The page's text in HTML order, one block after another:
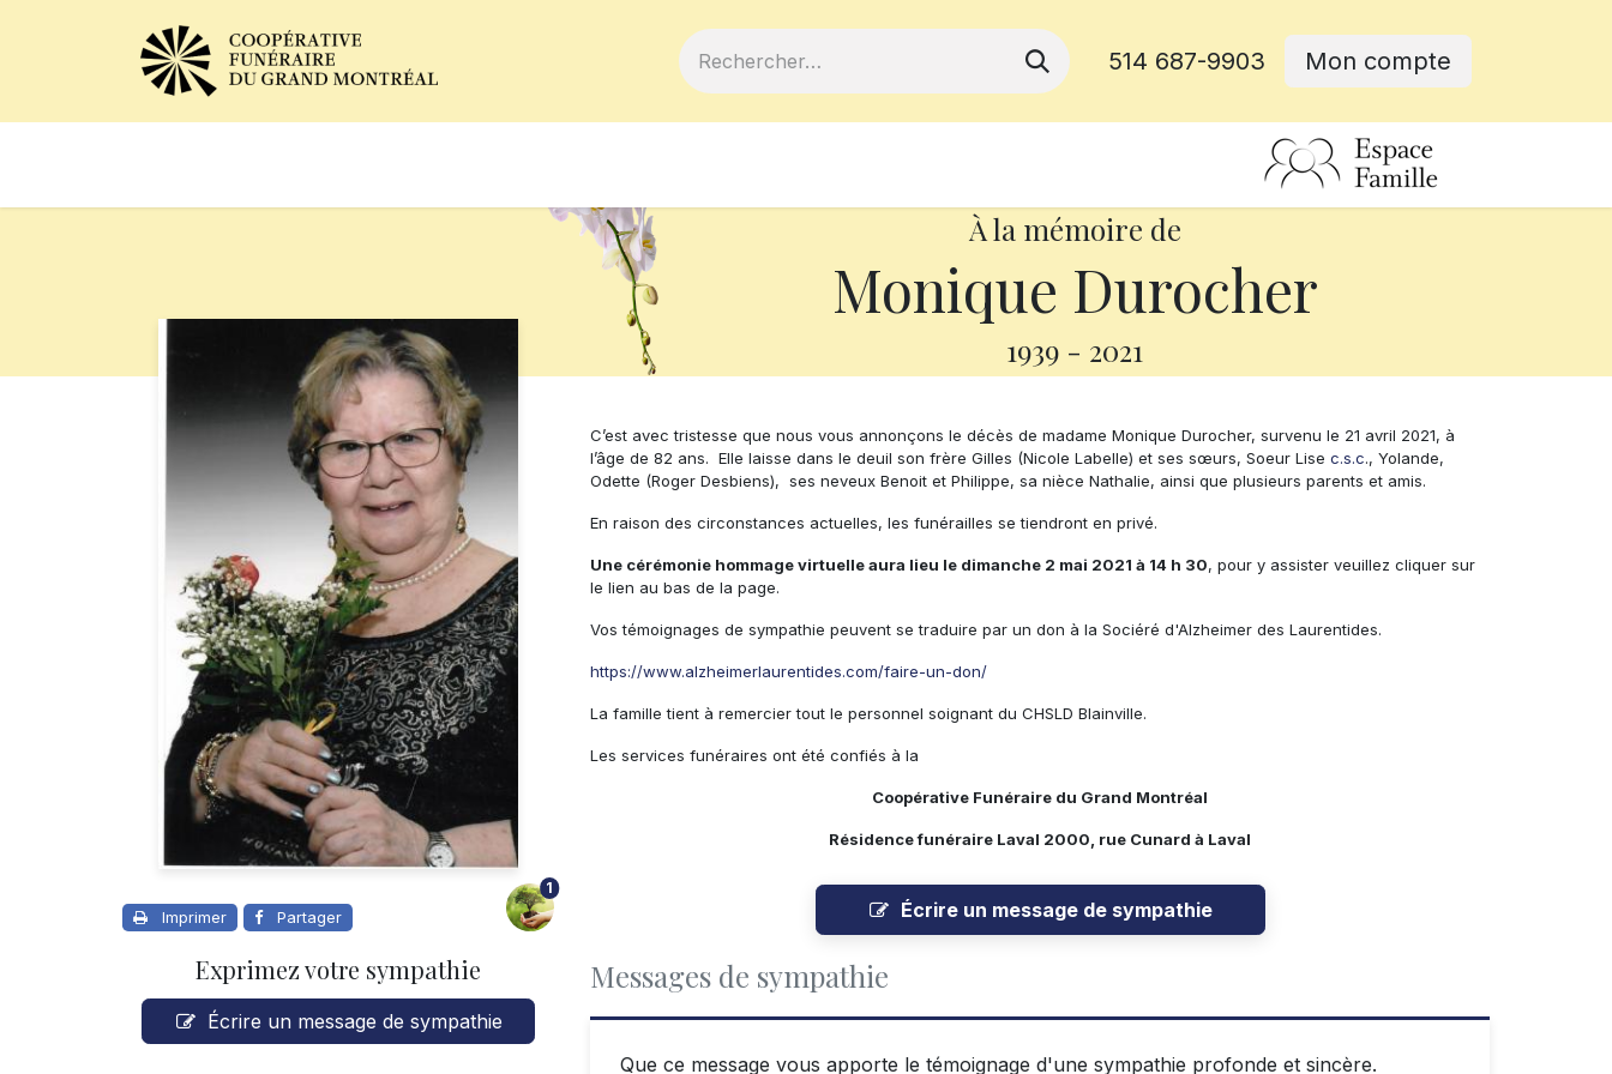
514 687-9903 Mon compte
À la mémoire de
Monique Durocher
1939 - 2021
Imprimer Partager
1
Exprimez votre sympathie
Écrire un message de sympathie
C’est avec tristesse que nous vous annonçons le décès de madame Monique Durocher, survenu le 21 avril 2021, à
l’âge de 82 ans. Elle laisse dans le deuil son frère Gilles (Nicole Labelle) et ses sœurs, Soeur Lise c.s.c., Yolande,
Odette (Roger Desbiens), ses neveux Benoit et Philippe, sa nièce Nathalie, ainsi que plusieurs parents et amis.
En raison des circonstances actuelles, les funérailles se tiendront en privé.
Une cérémonie hommage virtuelle aura lieu le dimanche 2 mai 2021 à 14 h 30, pour y assister veuillez cliquer sur
le lien au bas de la page.
Vos témoignages de sympathie peuvent se traduire par un don à la Sociéré d'Alzheimer des Laurentides.
https://www.alzheimerlaurentides.com/faire-un-don/
La famille tient à remercier tout le personnel soignant du CHSLD Blainville.
Les services funéraires ont été confiés à la
Coopérative Funéraire du Grand Montréal
Résidence funéraire Laval 2000, rue Cunard à Laval
Écrire un message de sympathie
Messages de sympathie
Que ce message vous apporte le témoignage d'une sympathie profonde et sincère.